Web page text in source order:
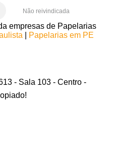
Não reivindicada
empresas de Papelarias
|
Papelarias em PE
- Sala 103 - Centro -